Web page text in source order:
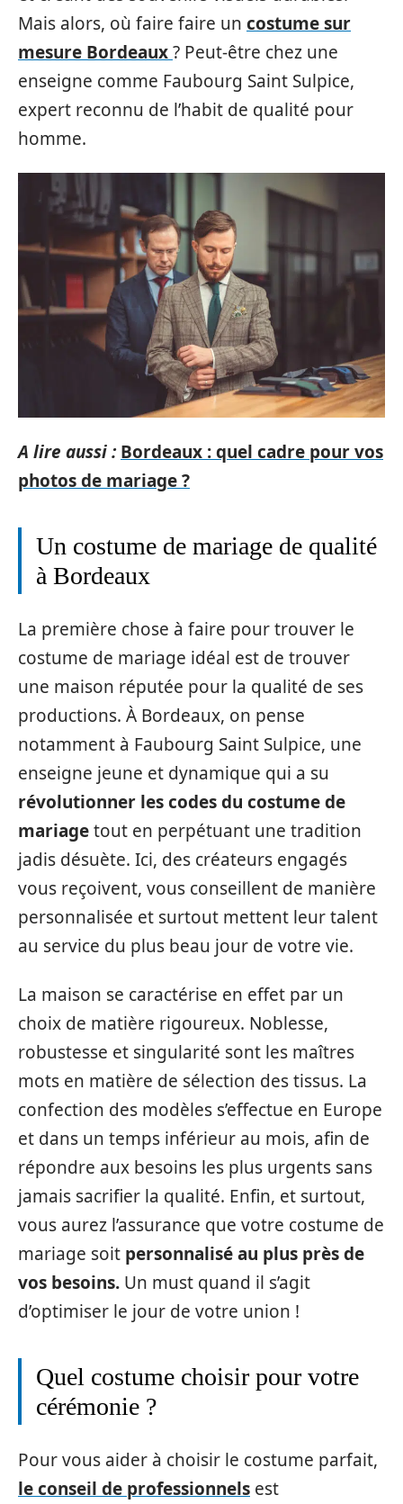
Mais alors, où faire faire un costume sur
mesure Bordeaux? Peut-être chez une
enseigne comme Faubourg Saint Sulpice,
expert reconnu de l’habit de qualité pour
homme.
A lire aussi : Bordeaux : quel cadre pour vos
photos de mariage ?
Un costume de mariage de qualité
à Bordeaux
La première chose à faire pour trouver le
costume de mariage idéal est de trouver
une maison réputée pour la qualité de ses
productions. À Bordeaux, on pense
notamment à Faubourg Saint Sulpice, une
enseigne jeune et dynamique qui a su
révolutionner les codes du costume de
mariagetout en perpétuant une tradition
jadis désuète. Ici, des créateurs engagés
vous reçoivent, vous conseillent de manière
personnalisée et surtout mettent leur talent
au service du plus beau jour de votre vie.
La maison se caractérise en effet par un
choix de matière rigoureux. Noblesse,
robustesse et singularité sont les maîtres
mots en matière de sélection des tissus. La
confection des modèles s’effectue en Europe
et dans un temps inférieur au mois, afin de
répondre aux besoins les plus urgents sans
jamais sacrifier la qualité. Enfin, et surtout,
vous aurez l’assurance que votre costume de
mariage soit personnalisé au plus près de
vos besoins. Un must quand il s’agit
d’optimiser le jour de votre union !
Quel costume choisir pour votre
cérémonie ?
Pour vous aider à choisir le costume parfait,
le conseil de professionnels est